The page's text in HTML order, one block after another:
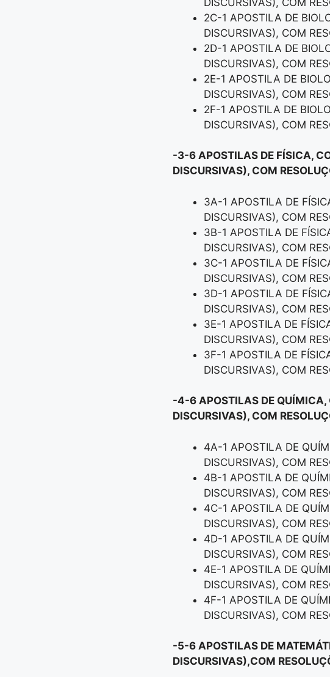
2C-1 APOSTILA DE
DISCURSIVAS), COM
2D-1 APOSTILA DE
DISCURSIVAS), COM
2E-1 APOSTILA DE
DISCURSIVAS), COM
2F-1 APOSTILA DE
DISCURSIVAS), COM
-3-6 APOSTILAS DE FÍSICA,
DISCURSIVAS), COM
3A-1 APOSTILA DE
DISCURSIVAS), COM
3B-1 APOSTILA DE
DISCURSIVAS), COM
3C-1 APOSTILA DE
DISCURSIVAS), COM
3D-1 APOSTILA DE
DISCURSIVAS), COM
3E-1 APOSTILA DE
DISCURSIVAS), COM
3F-1 APOSTILA DE
DISCURSIVAS), COM
-4-6 APOSTILAS DE QUÍMICA,
DISCURSIVAS), COM
4A-1 APOSTILA DE
DISCURSIVAS), COM
4B-1 APOSTILA DE
DISCURSIVAS), COM
4C-1 APOSTILA DE
DISCURSIVAS), COM
4D-1 APOSTILA DE
DISCURSIVAS), COM
4E-1 APOSTILA DE
DISCURSIVAS), COM
4F-1 APOSTILA DE
DISCURSIVAS), COM
-5-6 APOSTILAS DE
DISCURSIVAS),COM